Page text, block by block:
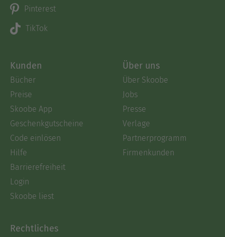
Pinterest
TikTok
Kunden
Bücher
Preise
Skoobe App
Geschenkgutscheine
Code einlösen
Hilfe
Barrierefreiheit
Login
Skoobe liest
Über uns
Über Skoobe
Jobs
Presse
Verlage
Partnerprogramm
Firmenkunden
Rechtliches